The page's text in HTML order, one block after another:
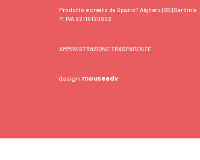
Prodotto e creato da SpazioT Alghero | SS | Sardinia
P. IVA 92119120902
AMMINISTRAZIONE TRASPARENTE
design mouseadv